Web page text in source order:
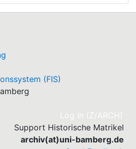
(FIS)
Log In (Z/ARCH)
Support Historische Matrikel
archiv(at)uni-bamberg.de